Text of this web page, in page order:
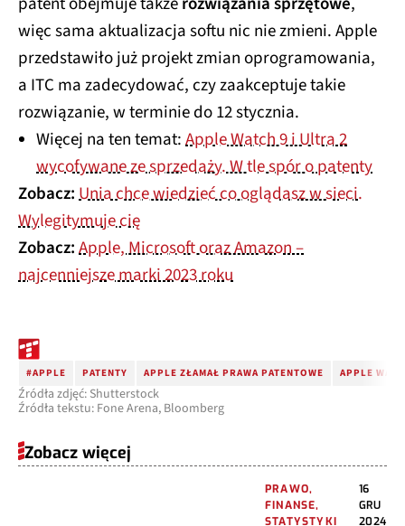
więc sama aktualizacja softu nic nie zmieni. Apple
przedstawiło już projekt zmian oprogramowania,
a ITC ma zadecydować, czy zaakceptuje takie
rozwiązanie, w terminie do 12 stycznia.
Więcej na ten temat: Apple Watch 9 i Ultra 2
wycofywane ze sprzedaży. W tle spór o patenty
Zobacz: Unia chce wiedzieć co oglądasz w sieci.
Wylegitymuje cię
Zobacz: Apple, Microsoft oraz Amazon –
najcenniejsze marki 2023 roku
#APPLE PATENTY APPLE ZŁAMAŁ PRAWA PATENTOWE APPLE
Źródła zdjęć: Shutterstock
Źródła tekstu: Fone Arena, Bloomberg
Zobacz więcej
PRAWO,
FINANSE,
STATYSTYKI
16
GRU
2024